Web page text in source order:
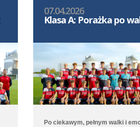
Tymoteusz Włodarczak i Szymon
Kempski po dwie oraz Jakub
07.04.2026
Klasa A: Porażka po
Po ciekawym, pełnym walki i